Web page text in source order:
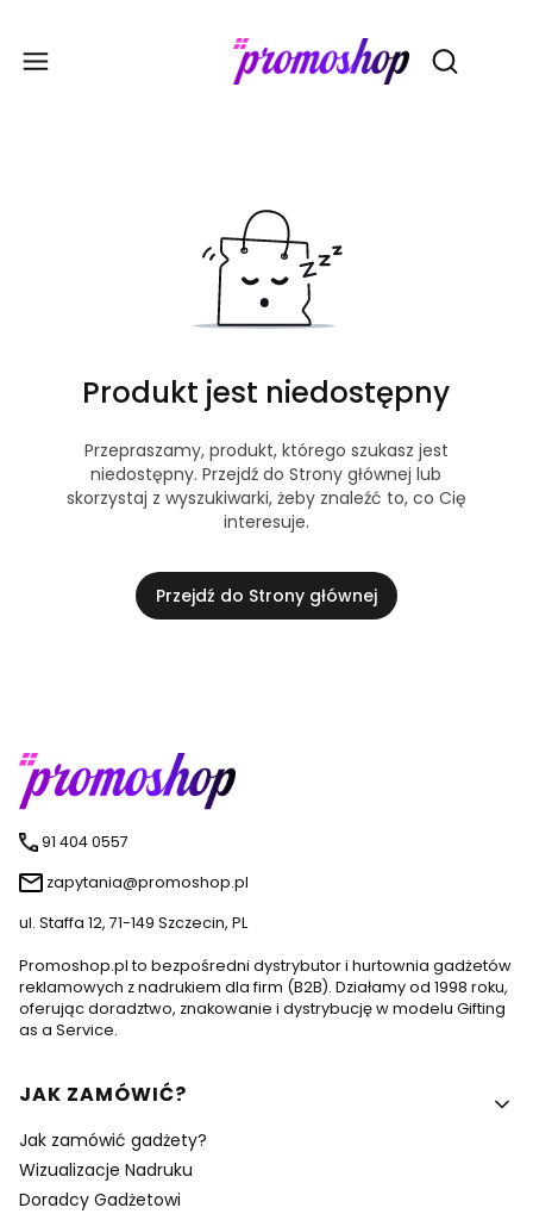
Otwórz
Produkt jest niedostępny
Przepraszamy, produkt, którego szukasz jest
niedostępny. Przejdź do Strony głównej lub
skorzystaj z wyszukiwarki, żeby znaleźć to, co Cię
interesuje.
Przejdź do Strony głównej
91 404 0557
zapytania@promoshop.pl
ul. Staffa 12, 71-149 Szczecin, PL
Promoshop.pl to bezpośredni dystrybutor i hurtownia gadżetów
reklamowych z nadrukiem dla firm (B2B). Działamy od 1998 roku,
oferując doradztwo, znakowanie i dystrybucję w modelu Gifting
as a Service.
Linki w stopce
JAK ZAMÓWIĆ?
Jak zamówić gadżety?
Wizualizacje Nadruku
Doradcy Gadżetowi